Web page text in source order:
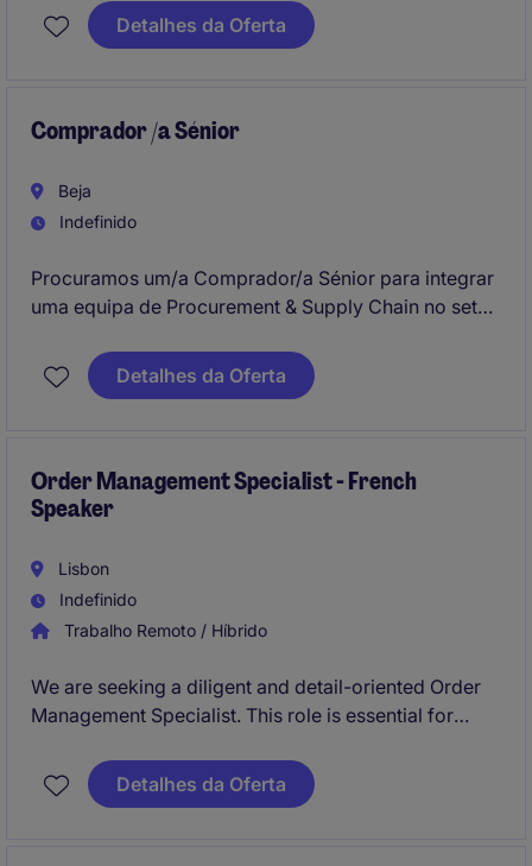
responsável pela gestão de processos de aquisição
indireta, garantindo eficiência e conformidade com
Detalhes da Oferta
Comprador /a Sénior
Beja
Indefinido
Procuramos um/a Comprador/a Sénior para integrar
uma equipa de Procurement & Supply Chain no setor
por gerir processos de aquisição e negociar com
fornecedores de forma estratégica.
Detalhes da Oferta
Order Management Specialist - French
Speaker
Lisbon
Indefinido
Trabalho Remoto / Híbrido
We are seeking a diligent and detail-oriented Order
Management Specialist. This role is essential for
within the critical Purchase Requisition (PR) to
Purchase Order (PO) workflow, ensuring a seamless
Detalhes da Oferta